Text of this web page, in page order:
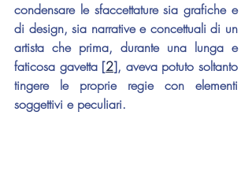
condensare le sfaccettature sia grafiche e
di design, sia narrative e concettuali di un
artista che prima, durante una lunga e
faticosa gavetta [2], aveva potuto soltanto
tingere le proprie regie con elementi
soggettivi e peculiari.